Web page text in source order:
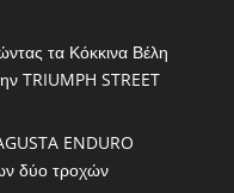
τα Κόκκινα Βέλη
TRIUMPH STREET
ENDURO
δύο τροχών